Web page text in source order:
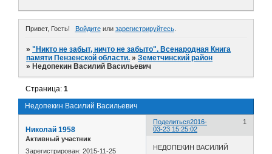
Привет, Гость! Войдитеили зарегистрируйтесь.
»"Никто не забыт, ничто не забыто". Всенародная Книга
памяти Пензенской области. »Земетчинский район
» Недопекин Василий Васильевич
Недопекин Василий Васильевич
Страница:1
Поделиться 1
2016-
03-23 15:25:02
Николай 1958
Активный участник
Зарегистрирован: 2015-11-25
НЕДОПЕКИН ВАСИЛИЙ